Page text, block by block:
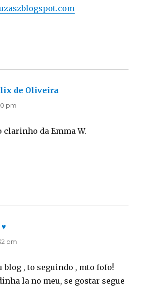
de Oliveira
pm
clarinho da Emma W.
pm
blog , to seguindo , mto fofo!
la no meu, se gostar segue